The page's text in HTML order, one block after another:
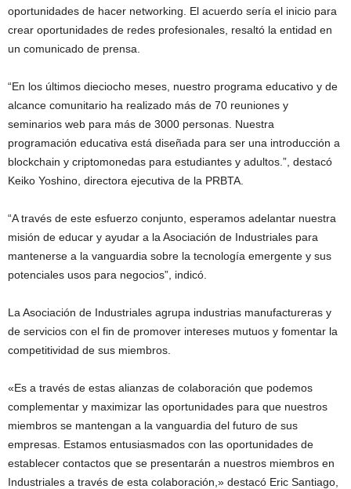
oportunidades de hacer networking. El acuerdo sería el inicio para
crear oportunidades de redes profesionales, resaltó la entidad en
un comunicado de prensa.
“En los últimos dieciocho meses, nuestro programa educativo y de
alcance comunitario ha realizado más de 70 reuniones y
seminarios web para más de 3000 personas. Nuestra
programación educativa está diseñada para ser una introducción a
blockchain y criptomonedas para estudiantes y adultos.”, destacó
Keiko Yoshino, directora ejecutiva de la PRBTA.
“A través de este esfuerzo conjunto, esperamos adelantar nuestra
misión de educar y ayudar a la Asociación de Industriales para
mantenerse a la vanguardia sobre la tecnología emergente y sus
potenciales usos para negocios”, indicó.
La Asociación de Industriales agrupa industrias manufactureras y
de servicios con el fin de promover intereses mutuos y fomentar la
competitividad de sus miembros.
«Es a través de estas alianzas de colaboración que podemos
complementar y maximizar las oportunidades para que nuestros
miembros se mantengan a la vanguardia del futuro de sus
empresas. Estamos entusiasmados con las oportunidades de
establecer contactos que se presentarán a nuestros miembros en
Industriales a través de esta colaboración,» destacó Eric Santiago,